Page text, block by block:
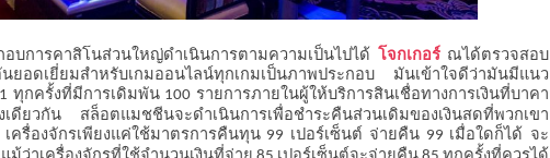
อบการคาสิโนส่วนใหญ่ดำเนินการตามความเป็นไปได้ โจกเกอร์ณได้ตรวจสอบ
นยอดเยี่ยมสำหรับเกมออนไลน์ทุกเกมเป็นภาพประกอบ
มันเข้าใจดีว่ามันมีแนว
1 ทุกครั้งที่มีการเดิมพัน100 รายการภายในผู้ให้บริการสินเชื่อทางการเงินที่บาคา
เดียวกัน
สล็อตแมชชีนจะดำเนินการเพื่อชำระคืนส่วนเดิมของเงินสดที่พวกเขา
เครื่องจักรเพียงแค่ใช้มาตรการคืนทุน99 เปอร์เซ็นต์ จ่ายคืน 99 เมื่อใดก็ได้ จะ